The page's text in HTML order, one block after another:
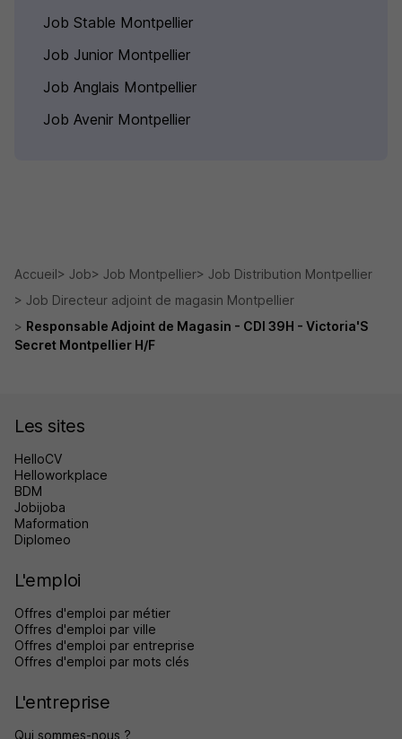
Job Stable Montpellier
Job Junior Montpellier
Job Anglais Montpellier
Job Avenir Montpellier
Accueil Job Job Montpellier
Job Distribution Montpellier
Job Directeur adjoint de magasin Montpellier
Responsable Adjoint de Magasin - CDI 39H - Victoria'S
Secret Montpellier H/F
Les sites
HelloCV
Helloworkplace
BDM
Jobijoba
Maformation
Diplomeo
L'emploi
Offres d'emploi par métier
Offres d'emploi par ville
Offres d'emploi par entreprise
Offres d'emploi par mots clés
L'entreprise
Qui sommes-nous ?